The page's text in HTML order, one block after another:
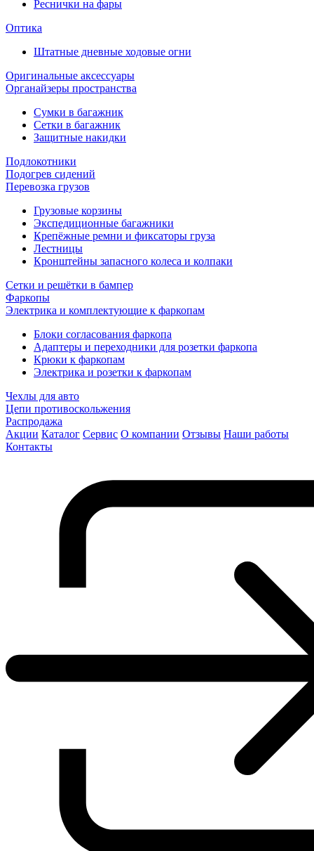
Реснички на фары
Оптика
Штатные дневные ходовые огни
Оригинальные аксессуары
Органайзеры пространства
Сумки в багажник
Сетки в багажник
Защитные накидки
Подлокотники
Подогрев сидений
Перевозка грузов
Грузовые корзины
Экспедиционные багажники
Крепёжные ремни и фиксаторы груза
Лестницы
Кронштейны запасного колеса и колпаки
Сетки и решётки в бампер
Фаркопы
Электрика и комплектующие к фаркопам
Блоки согласования фаркопа
Адаптеры и переходники для розетки фаркопа
Крюки к фаркопам
Электрика и розетки к фаркопам
Чехлы для авто
Цепи противоскольжения
Распродажа
Акции Каталог Сервис О компании Отзывы Наши работы
Контакты